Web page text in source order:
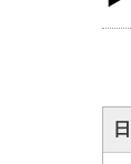
日